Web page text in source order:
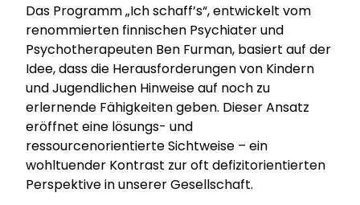
Das Programm „Ich schaff’s“, entwickelt vom
renommierten finnischen Psychiater und
Psychotherapeuten Ben Furman, basiert auf der
Idee, dass die Herausforderungen von Kindern
und Jugendlichen Hinweise auf noch zu
erlernende Fähigkeiten geben. Dieser Ansatz
eröffnet eine lösungs- und
ressourcenorientierte Sichtweise – ein
wohltuender Kontrast zur oft defizitorientierten
Perspektive in unserer Gesellschaft.